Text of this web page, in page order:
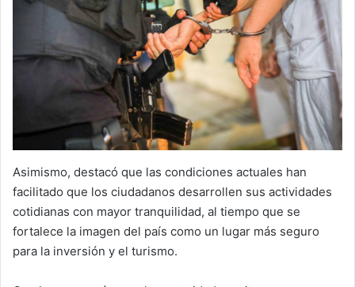
Asimismo, destacó que las condiciones actuales han
facilitado que los ciudadanos desarrollen sus actividades
cotidianas con mayor tranquilidad, al tiempo que se
fortalece la imagen del país como un lugar más seguro
para la inversión y el turismo.